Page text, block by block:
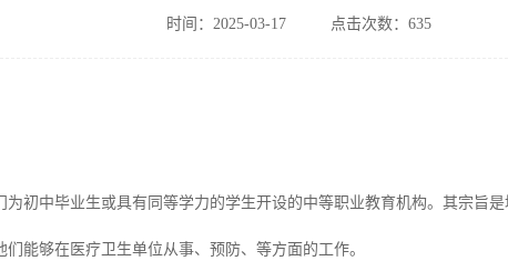
时间：2025-03-17 点击次数：635
为初中毕业生或具有同等学力的学生开设的中等职业教育机构。其宗旨
能够在医疗卫生单位从事、预防、等方面的工作。